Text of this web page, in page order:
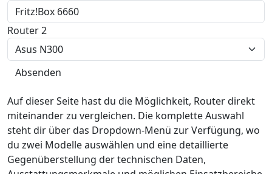
Router 2
Auf dieser Seite hast du die Möglichkeit, Router direkt
miteinander zu vergleichen. Die komplette Auswahl
steht dir über das Dropdown-Menü zur Verfügung, wo
du zwei Modelle auswählen und eine detaillierte
Gegenüberstellung der technischen Daten,